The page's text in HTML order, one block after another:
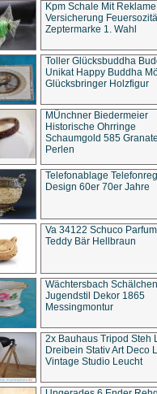
Kpm Schale Mit Reklame
Versicherung
Zeptermarke 1. Wahl
Toller Glücksbuddha
Unikat Happy Buddha
Glücksbringer Holzfigur
MÜnchner Biedermeier
Historische Ohrringe
Schaumgold 585
Perlen
Telefonablage
Design 60er 70er Jahre
Va 34122 Schuco
Teddy Bär Hellbraun
Wächtersbach Schälchen
Jugendstil Dekor 1865
Messingmontur
2x Bauhaus Tripod Steh
Dreibein Stativ Art Deco
Vintage Studio Leucht